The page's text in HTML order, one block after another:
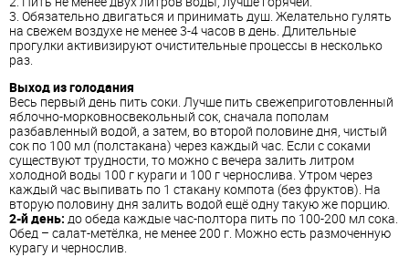
3. Обязательно двигаться и принимать душ. Желательно гулять
на свежем воздухе не менее 3-4 часов в день. Длительные
прогулки активизируют очистительные процессы в несколько
раз.
Выход из голодания
Весь первый день пить соки. Лучше пить свежеприготовленный
яблочно-морковносвекольный сок, сначала пополам
разбавленный водой, а затем, во второй половине дня, чистый
сок по 100 мл (полстакана) через каждый час. Если с соками
существуют трудности, то можно с вечера залить литром
холодной воды 100 г кураги и 100 г чернослива. Утром через
каждый час выпивать по 1 стакану компота (без фруктов). На
вторую половину дня залить водой ещё одну такую же порцию.
2-й день: до обеда каждые час-полтора пить по 100-200 мл сока.
Обед – салат-метёлка, не менее 200 г. Можно есть размоченную
курагу и чернослив.